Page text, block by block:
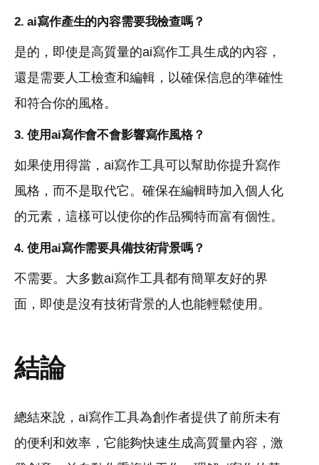
2. ai寫作產生的內容需要我檢查嗎？
是的，即使是高質量的ai寫作工具生成的內容，
還是需要人工檢查和編輯，以確保信息的準確性
和符合你的風格。
3. 使用ai寫作會不會影響寫作風格？
如果使用得當，ai寫作工具可以幫助你提升寫作
風格，而不是取代它。確保在編輯時加入個人化
的元素，這樣可以使你的作品獨特而富有個性。
4. 使用ai寫作需要具備技術背景嗎？
不需要。大多數ai寫作工具都有簡單友好的界
面，即使是沒有技術背景的人也能輕鬆使用。
結論
總結來說，ai寫作工具為創作者提供了前所未有
的便利和效率，它能夠快速生成高質量內容，激